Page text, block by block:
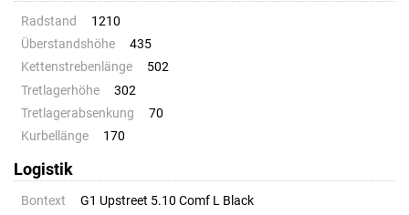
Radstand
1210
Überstandshöhe
435
Kettenstrebenlänge
502
Tretlagerhöhe
302
Tretlagerabsenkung
70
Kurbellänge
170
Logistik
Bontext
G1 Upstreet 5.10 Comf L Black